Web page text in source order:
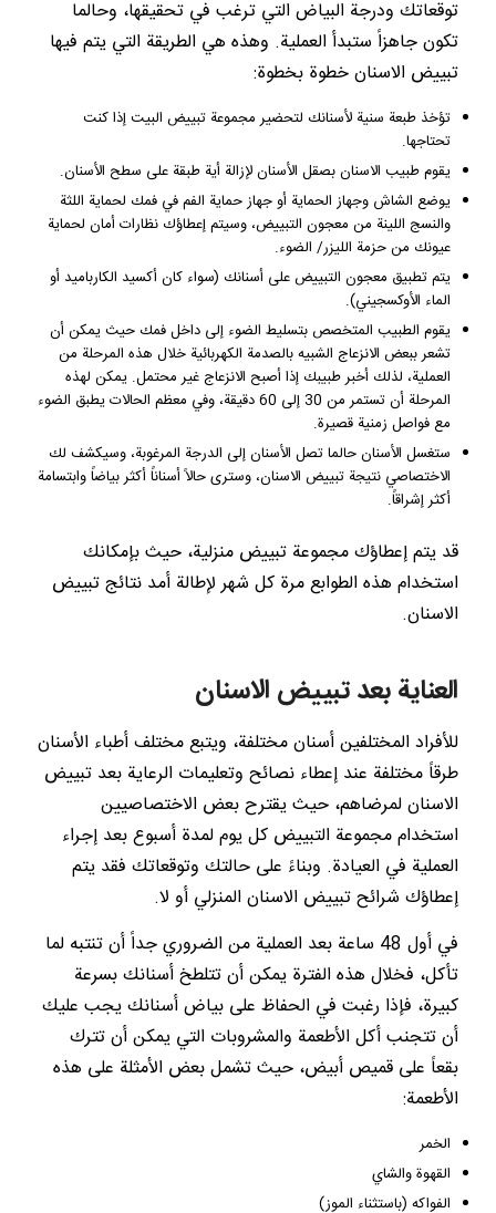
توقعاتك ودرجة البياض التي ترغب في تحقيقها، وحالما
تكون جاهزاً ستبدأ العملية. وهذه هي الطريقة التي يتم فيها
تبييض الاسنان خطوة بخطوة:
تؤخذ طبعة سنية لأسنانك لتحضير مجموعة تبييض البيت إذا كنت
تحتاجها.
يقوم طبيب الاسنان بصقل الأسنان لإزالة أية طبقة على سطح الأسنان.
يوضع الشاش وجهاز الحماية أو جهاز حماية الفم في فمك لحماية اللثة
والنسج اللينة من معجون التبييض، وسيتم إعطاؤك نظارات أمان لحماية
عيونك من حزمة الليزر/ الضوء.
يتم تطبيق معجون التبييض على أسنانك (سواء كان أكسيد الكارباميد أو
الماء الأوكسجيني).
يقوم الطبيب المتخصص بتسليط الضوء إلى داخل فمك حيث يمكن أن
تشعر ببعض الانزعاج الشبيه بالصدمة الكهربائية خلال هذه المرحلة من
العملية، لذلك أخبر طبيبك إذا أصبح الانزعاج غير محتمل. يمكن لهذه
المرحلة أن تستمر من 30 إلى 60 دقيقة، وفي معظم الحالات يطبق الضوء
مع فواصل زمنية قصيرة.
ستغسل الأسنان حالما تصل الأسنان إلى الدرجة المرغوبة، وسيكشف لك
الاختصاصي نتيجة تبييض الاسنان، وسترى حالاً أسناناً أكثر بياضاً وابتسامة
أكثر إشراقاً.
قد يتم إعطاؤك مجموعة تبييض منزلية، حيث بإمكانك
استخدام هذه الطوابع مرة كل شهر لإطالة أمد نتائج تبييض
الاسنان.
العناية بعد تبييض الاسنان
للأفراد المختلفين أسنان مختلفة، ويتبع مختلف أطباء الأسنان
طرقاً مختلفة عند إعطاء نصائح وتعليمات الرعاية بعد تبييض
الاسنان لمرضاهم، حيث يقترح بعض الاختصاصيين
استخدام مجموعة التبييض كل يوم لمدة أسبوع بعد إجراء
العملية في العيادة. وبناءً على حالتك وتوقعاتك فقد يتم
إعطاؤك شرائح تبييض الاسنان المنزلي أو لا.
في أول 48 ساعة بعد العملية من الضروري جداً أن تنتبه لما
تأكل، فخلال هذه الفترة يمكن أن تتلطخ أسنانك بسرعة
كبيرة، فإذا رغبت في الحفاظ على بياض أسنانك يجب عليك
أن تتجنب أكل الأطعمة والمشروبات التي يمكن أن تترك
بقعاً على قميص أبيض، حيث تشمل بعض الأمثلة على هذه
الأطعمة:
الخمر
القهوة والشاي
الفواكه (باستثناء الموز)